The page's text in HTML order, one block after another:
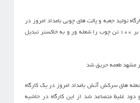
تولید جعبه و پالت های چوبی بامداد امروز در
حاشیه شهر مشهد افزون بر ۱۰۰ تن چوب را شعله ور و به خاکستر تبدیل
های سرکش آتش بامداد امروز در یک کارگاه
دود غلیظ متصاعد شد از این کارگاه در حاشیه